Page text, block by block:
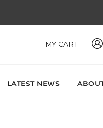
MY CART
LATEST NEWS